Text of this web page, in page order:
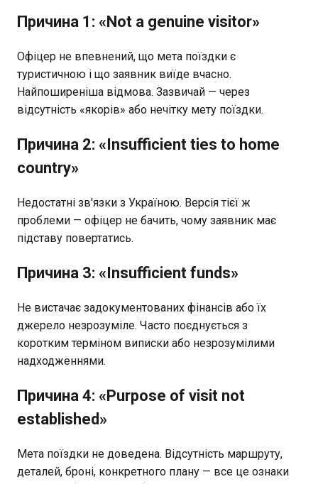
Причина 1: «Not a genuine visitor»
Офіцер не впевнений, що мета поїздки є
туристичною і що заявник виїде вчасно.
Найпоширеніша відмова. Зазвичай — через
відсутність «якорів» або нечітку мету поїздки.
Причина 2: «Insufficient ties to home
country»
Недостатні зв'язки з Україною. Версія тієї ж
проблеми — офіцер не бачить, чому заявник має
підставу повертатись.
Причина 3: «Insufficient funds»
Не вистачає задокументованих фінансів або їх
джерело незрозуміле. Часто поєднується з
коротким терміном виписки або незрозумілими
надходженнями.
Причина 4: «Purpose of visit not
established»
Мета поїздки не доведена. Відсутність маршруту,
деталей, броні, конкретного плану — все це ознаки